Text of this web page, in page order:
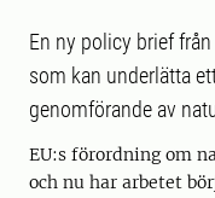
En ny policy brief
som kan underlätta
genomförande av
EU:s förordning om
och nu har arbetet